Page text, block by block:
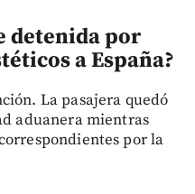
detenida por
a España?
La pasajera quedó
aduanera mientras
por la